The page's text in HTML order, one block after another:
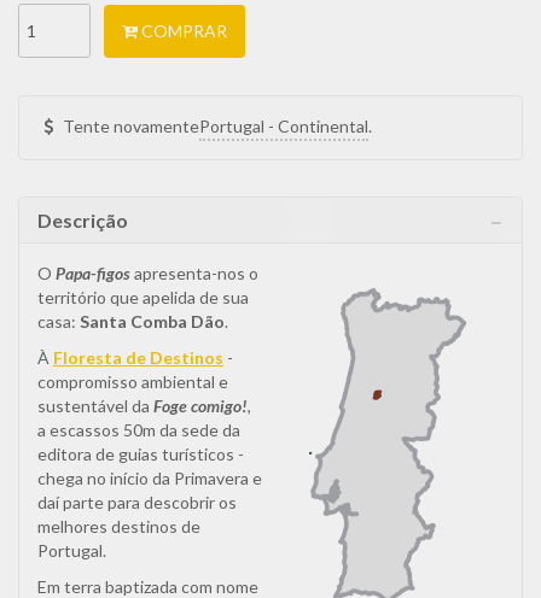
COMPRAR
Tente novamente .
Descrição
O Papa-figosapresenta-nos o
território que apelida de sua
casa: Santa Comba Dão.
À Floresta de Destinos -
compromisso ambiental e
sustentável da Foge comigo!,
a escassos 50m da sede da
editora de guias turísticos -
chega no início da Primavera e
daí parte para descobrir os
melhores destinos de
Portugal.
Em terra baptizada com nome